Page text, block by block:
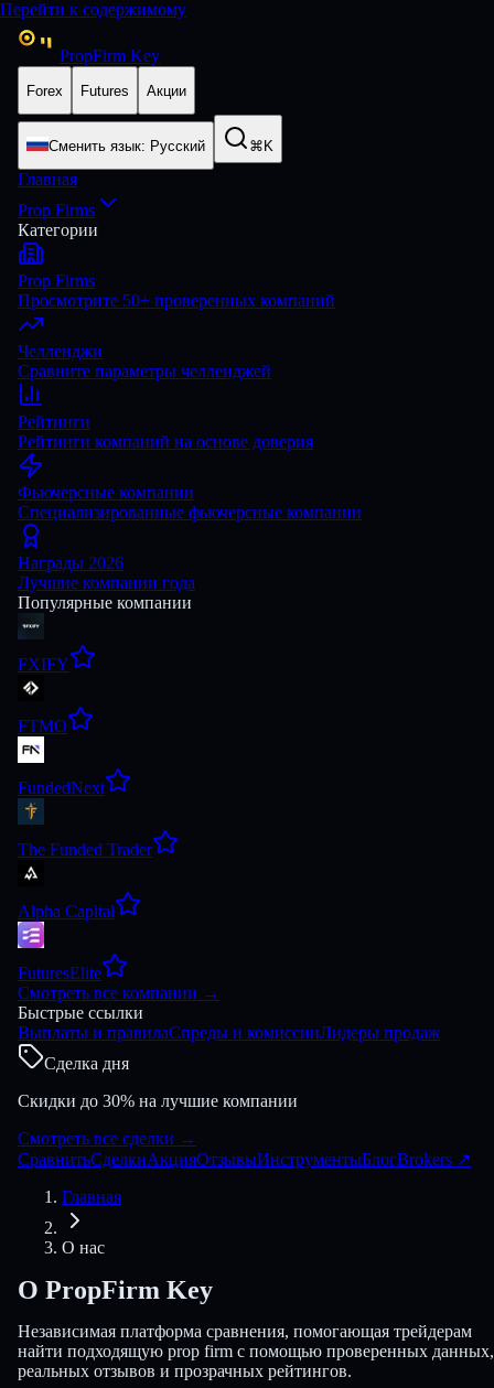
Перейти к содержимому
PropFirm Key
Forex Futures Акции
Сменить язык: Русский ⌘K
Главная
Prop Firms
Категории
Prop Firms
Просмотрите 50+ проверенных компаний
Челленджи
Сравните параметры челленджей
Рейтинги
Рейтинги компаний на основе доверия
Фьючерсные компании
Специализированные фьючерсные компании
Награды 2026
Лучшие компании года
Популярные компании
FXIFY
FTMO
FundedNext
The Funded Trader
Alpha Capital
FuturesElite
Смотреть все компании →
Быстрые ссылки
Выплаты и правилаСпреды и комиссииЛидеры продаж
Сделка дня
Скидки до 30% на лучшие компании
Смотреть все сделки →
СравнитьСделкиАкцияОтзывыИнструментыБлогBrokers ↗
Главная
О нас
О PropFirm Key
Независимая платформа сравнения, помогающая трейдерам
найти подходящую prop firm с помощью проверенных данных,
реальных отзывов и прозрачных рейтингов.